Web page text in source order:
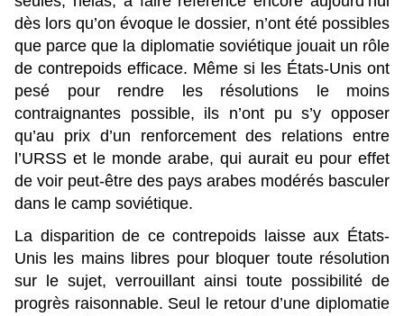
dès lors qu’on évoque le dossier, n’ont été possibles
que parce que la diplomatie soviétique jouait un rôle
de contrepoids efficace. Même si les États-Unis ont
pesé pour rendre les résolutions le moins
contraignantes possible, ils n’ont pu s’y opposer
qu’au prix d’un renforcement des relations entre
l’URSS et le monde arabe, qui aurait eu pour effet
de voir peut-être des pays arabes modérés basculer
dans le camp soviétique.
La disparition de ce contrepoids laisse aux États-
Unis les mains libres pour bloquer toute résolution
sur le sujet, verrouillant ainsi toute possibilité de
progrès raisonnable. Seul le retour d’une diplomatie